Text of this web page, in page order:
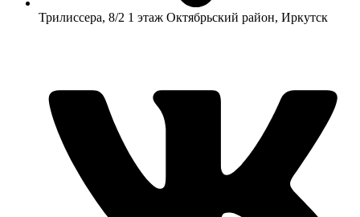
​Трилиссера, 8/2​ 1 этаж​ Октябрьский район, Иркутск